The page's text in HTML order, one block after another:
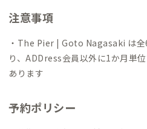
注意事項
・The Pier | Goto Nagasaki は全
り、ADDress会員以外に1か月単
あります
予約ポリシー